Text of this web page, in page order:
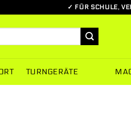
✓ FÜR SCHULE,
TURNGERÄTE